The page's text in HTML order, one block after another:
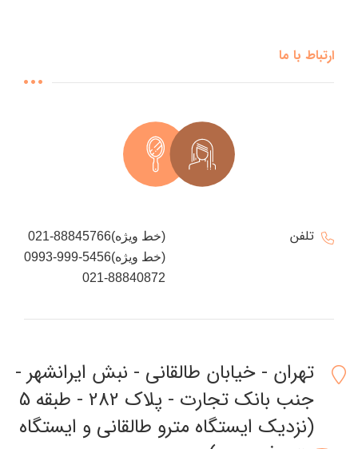
ارتباط با ما
تلفن
021-88845766(خط ویژه)
0993-999-5456(خط ویژه)
021-88840872
تهران - خیابان طالقانی - نبش ایرانشهر -
جنب بانک تجارت - پلاک 282 - طبقه 5
(نزدیک ایستگاه مترو طالقانی و ایستگاه